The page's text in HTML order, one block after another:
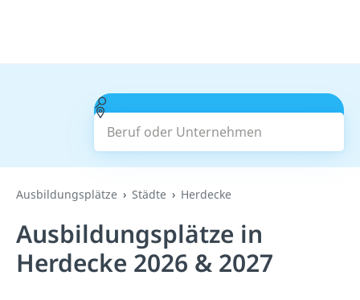
Beruf oder Unternehmen
Suchen
Ausbildungsplätze Städte Herdecke
Ausbildungsplätze in
Herdecke 2026 & 2027